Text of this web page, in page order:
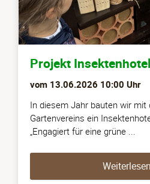
Projekt
vom 13.06.2026 10:00 Uhr
In diesem Jahr bauten wir mit
Gartenvereins ein
„Engagiert für eine grüne ...